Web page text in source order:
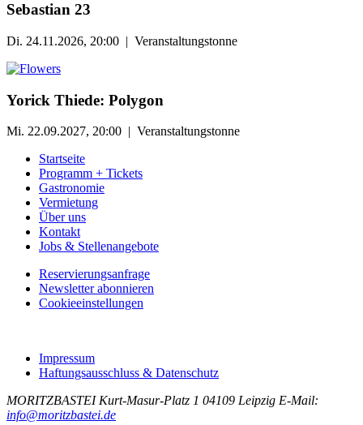
Sebastian 23
Di. 24.11.2026, 20:00 | Veranstaltungstonne
Yorick Thiede: Polygon
Mi. 22.09.2027, 20:00 | Veranstaltungstonne
Startseite
Programm + Tickets
Gastronomie
Vermietung
Über uns
Kontakt
Jobs & Stellenangebote
Reservierungsanfrage
Newsletter abonnieren
Cookieeinstellungen
Impressum
Haftungsausschluss & Datenschutz
MORITZBASTEI Kurt-Masur-Platz 1 04109 Leipzig E-Mail:
info@moritzbastei.de